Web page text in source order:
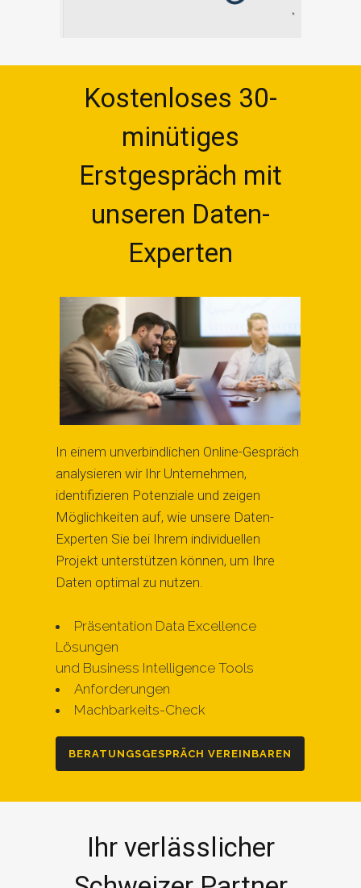
Kostenloses 30-
minütiges
Erstgespräch mit
unseren Daten-
Experten
In einem unverbindlichen Online-Gespräch
analysieren wir Ihr Unternehmen,
identifizieren Potenziale und zeigen
Möglichkeiten auf, wie unsere Daten-
Experten Sie bei Ihrem individuellen
Projekt unterstützen können, um Ihre
Daten optimal zu nutzen.
Präsentation Data Excellence
Lösungen
und Business Intelligence Tools
Anforderungen
Machbarkeits-Check
BERATUNGSGESPRÄCH VEREINBAREN
Ihr verlässlicher